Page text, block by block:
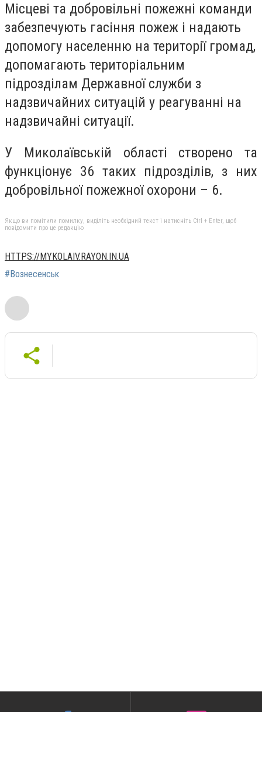
Місцеві та добровільні пожежні команди
забезпечують гасіння пожеж і надають
допомогу населенню на території громад,
допомагають територіальним
підрозділам Державної служби з
надзвичайних ситуацій у реагуванні на
надзвичайні ситуації.
У Миколаївській області створено та
функціонує 36 таких підрозділів, з них
добровільної пожежної охорони – 6.
Якщо ви помітили помилку, виділіть необхідний текст і натисніть Ctrl + Enter, щоб
повідомити про це редакцію
HTTPS://MYKOLAIV.RAYON.IN.UA
#Вознесенськ